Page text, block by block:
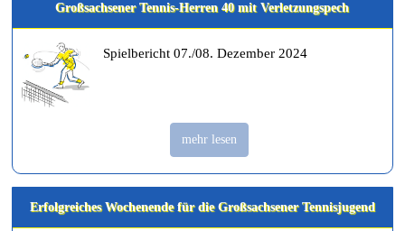
Großsachsener Tennis-Herren 40 mit Verletzungspech
Spielbericht 07./08. Dezember 2024
mehr lesen
Erfolgreiches Wochenende für die Großsachsener Tennisjugend